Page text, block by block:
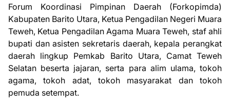
Forum Koordinasi Pimpinan Daerah (Forkopimda)
Kabupaten Barito Utara, Ketua Pengadilan Negeri Muara
Teweh, Ketua Pengadilan Agama Muara Teweh, staf ahli
bupati dan asisten sekretaris daerah, kepala perangkat
daerah lingkup Pemkab Barito Utara, Camat Teweh
Selatan beserta jajaran, serta para alim ulama, tokoh
agama, tokoh adat, tokoh masyarakat dan tokoh
pemuda setempat.